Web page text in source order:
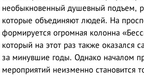
необыкновенный душевный подъем,
которые объединяют людей. На
формируется огромная колонна
который на этот раз также оказался
за минувшие годы. Однако началом
мероприятий неизменно становится